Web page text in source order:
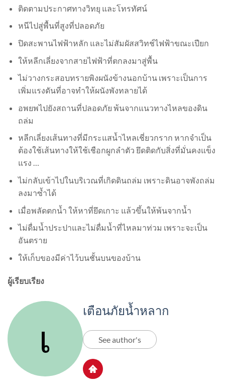
ติดตามประกาศทางวิทยุ และโทรทัศน์
หนีไปสู่พื้นที่สูงที่ปลอดภัย
ปิดสะพานไฟฟ้าหลัก และไม่สัมผัสสวิทช์ไฟฟ้าขณะเปียก
ให้หลีกเลี่ยงจากสายไฟฟ้าที่ตกลงมาสู่พื้น
ไม่วางกระสอบทรายพิงผนังข้างนอกบ้าน เพราะเป็นการ
เพิ่มแรงดันที่อาจทำให้ผนังพังทลายได้
อพยพไปยังสถานที่ปลอดภัย พ้นจากแนวทางไหลของดิน
ถล่ม
หลีกเลี่ยงเส้นทางที่มีกระแสน้ำไหลเชี่ยวกราก หากจำเป็น
ต้องใช้เส้นทางให้ใช้เชือกผูกลำตัว ยึดติดกับสิ่งที่มั่นคงแข็ง
แรง …
ไม่กลับเข้าไปในบริเวณที่เกิดดินถล่ม เพราะดินอาจพังถล่ม
ลงมาซ้ำได้
เมื่อพลัดตกน้ำ ให้หาที่ยึดเกาะ แล้วขึ้นให้พ้นจากน้ำ
ไม่ดื่มน้ำประปาและไม่ดื่มน้ำที่ไหลมาท่วม เพราะจะเป็น
อันตราย
ให้เก็บของมีค่าไว้บนชั้นบนของบ้าน
ผู้เรียบเรียง
เตือนภัยน้ำหลาก
See author's